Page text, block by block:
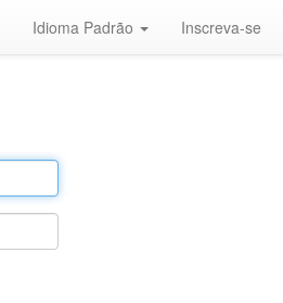
Idioma Padrão Inscreva-se